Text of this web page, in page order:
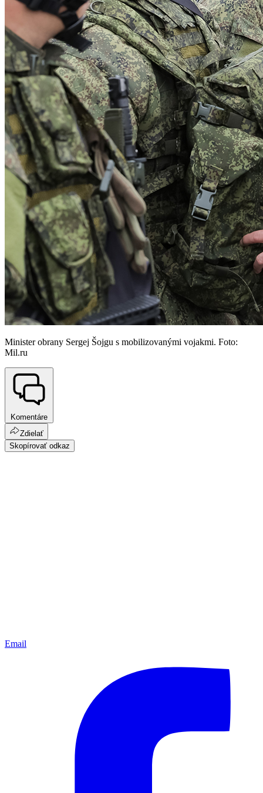
Minister obrany Sergej Šojgu s mobilizovanými vojakmi. Foto:
Mil.ru
Komentáre
Zdielať
Skopírovať odkaz
Email